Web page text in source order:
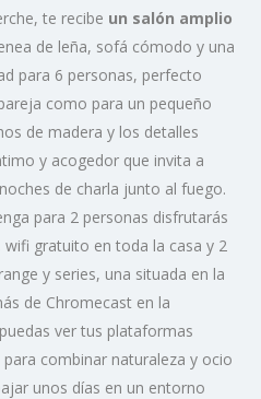
te recibe un salón amplio
de leña, sofá cómodo y una
para 6 personas, perfecto
como para un pequeño
de madera y los detalles
y acogedor que invita a
de charla junto al fuego.
para 2 personas disfrutarás
wifi gratuito en toda la casa y 2
y series, una situada en la
de Chromecast en la
ver tus plataformas
combinar naturaleza y ocio
unos días en un entorno